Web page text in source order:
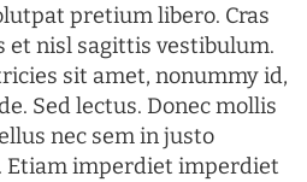
pretium libero. Cras
et nisl sagittis vestibulum.
sit amet, nonummy id,
Sed lectus. Donec mollis
nec sem in justo
Etiam imperdiet imperdiet